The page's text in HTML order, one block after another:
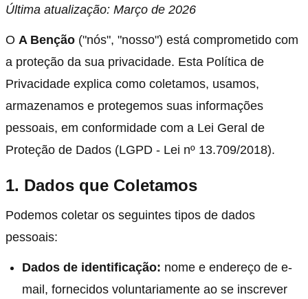
Última atualização: Março de 2026
O A Benção ("nós", "nosso") está comprometido com
a proteção da sua privacidade. Esta Política de
Privacidade explica como coletamos, usamos,
armazenamos e protegemos suas informações
pessoais, em conformidade com a Lei Geral de
Proteção de Dados (LGPD - Lei nº 13.709/2018).
1. Dados que Coletamos
Podemos coletar os seguintes tipos de dados
pessoais:
Dados de identificação: nome e endereço de e-
mail, fornecidos voluntariamente ao se inscrever